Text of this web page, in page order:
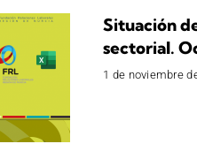
Situación
sectorial.
1 de noviembre